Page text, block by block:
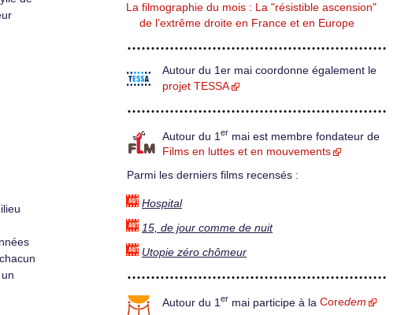
La filmographie du mois : La "résistible ascension"
de l’extrême droite en France et en Europe
Autour du 1er mai coordonne également le
projet TESSA
Autour du 1 er mai est membre fondateur de
Films en luttes et en mouvements
Parmi les derniers films recensés :
Hospital
15, de jour comme de nuit
Utopie zéro chômeur
Autour du 1 er mai participe à la Coredem